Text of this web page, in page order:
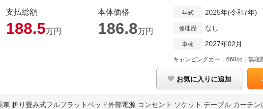
支払総額
188.5万円
本体価格
186.8万円
年式 2025年(令和7年)
修理歴 なし
車検 2027年02月
キャンピングカー 660cc 無段
お気に入りに追加
折り畳み式フルフラットベッド外部電源 コンセント ソケット テーブル カーテン